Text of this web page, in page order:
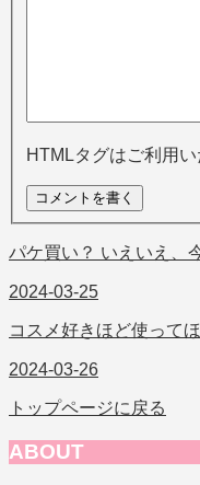
HTMLタグはご利用
パケ買い？ いえいえ、
2024-03-25
コスメ好きほど使って
2024-03-26
トップページに戻る
ABOUT